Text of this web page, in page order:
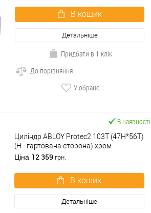
В кошик
Детальніше
Придбати в 1 клік
До порівняння
У обране
В наявності
Циліндр ABLOY Protec2 103T (47H*56T)
(H - гартована сторона) хром
полірований
Ціна 12 359 грн.
В кошик
Детальніше